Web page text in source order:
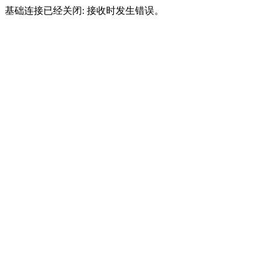
基础连接已经关闭: 接收时发生错误。